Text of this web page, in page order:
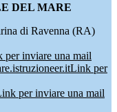
DEL MARE
di Ravenna (RA)
per inviare una mail
Link per
per inviare una mail